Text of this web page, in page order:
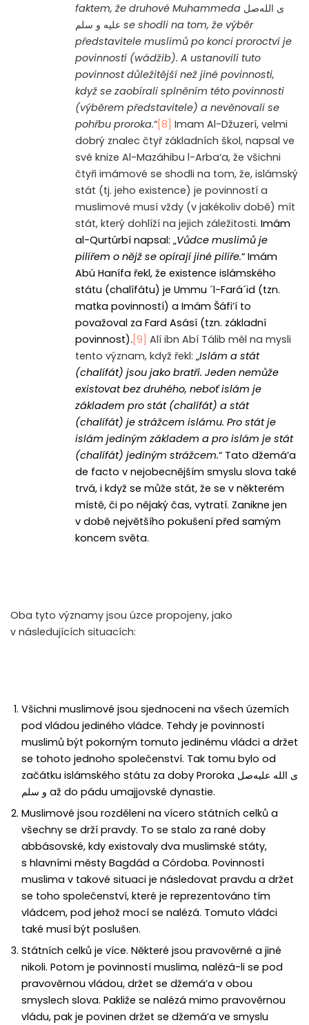
faktem, že druhové Muhammeda صلى الله
عليه و سلم se shodli na tom, že výběr
představitele muslimů po konci proroctví je
povinností (wádžib). A ustanovili tuto
povinnost důležitější než jiné povinnosti,
když se zaobírali splněním této povinnosti
(výběrem představitele) a nevěnovali se
pohřbu proroka.“ [8] Imam Al-Džuzerí, velmi
dobrý znalec čtyř základních škol, napsal ve
své knize Al-Mazáhibu l-Arba‘a, že všichni
čtyři imámové se shodli na tom, že, islámský
stát (tj. jeho existence) je povinností a
muslimové musí vždy (v jakékoliv době) mít
stát, který dohlíží na jejich záležitosti.Imám
al-Qurtúrbí napsal: „Vůdce muslimů je
pilířem o nějž se opírají jiné pilíře.“ Imám
Abú Hanífa řekl, že existence islámského
státu (chalífátu) je Ummu ´l-Fará´id (tzn.
matka povinností) a Imám Šáfi’í to
považoval za Fard Asásí (tzn. základní
povinnost). [9] Alí ibn Abí Tálib měl na mysli
tento význam, když řekl:„Islám a stát
(chalífát) jsou jako bratři. Jeden nemůže
existovat bez druhého, neboť islám je
základem pro stát (chalífát) a stát
(chalífát) je strážcem islámu. Pro stát je
islám jediným základem a pro islám je stát
(chalífát) jediným strážcem.“ Tato džemá’a
de facto v nejobecnějším smyslu slova také
trvá, i když se může stát, že se v některém
místě, či po nějaký čas, vytratí. Zanikne jen
v době největšího pokušení před samým
koncem světa.
Oba tyto významy jsou úzce propojeny, jako
v následujících situacích:
Všichni muslimové jsou sjednoceni na všech územích
pod vládou jediného vládce. Tehdy je povinností
muslimů být pokorným tomuto jedinému vládci a držet
se tohoto jednoho společenství. Tak tomu bylo od
začátku islámského státu za doby Proroka صلى الله عليه
و سلم až do pádu umajjovské dynastie.
Muslimové jsou rozděleni na vícero státních celků a
všechny se drží pravdy. To se stalo za rané doby
abbásovské, kdy existovaly dva muslimské státy,
s hlavními městy Bagdád a Córdoba. Povinností
muslima v takové situaci je následovat pravdu a držet
se toho společenství, které je reprezentováno tím
vládcem, pod jehož mocí se nalézá. Tomuto vládci
také musí být poslušen.
Státních celků je více. Některé jsou pravověrné a jiné
nikoli. Potom je povinností muslima, nalézá-li se pod
pravověrnou vládou, držet se džemá’a v obou
smyslech slova. Pakliže se nalézá mimo pravověrnou
vládu, pak je povinen držet se džemá’a ve smyslu